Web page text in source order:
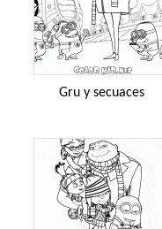
Gru y secuaces